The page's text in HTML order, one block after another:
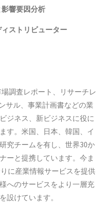
響要因分析
ストリビューター
場調査レポート、リサーチレ
サル、事業計画書などの業
ジネス、新ビジネスに役に
す。米国、日本、韓国、イ
究チームを有し、世界30か
ーと提携しています。今ま
に産業情報サービスを提供
へのサービスをより一層充
設けています。